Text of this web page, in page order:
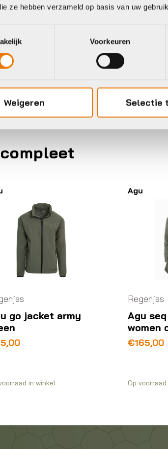
ze hebben verzameld op basis van uw
Voorkeuren
Weigeren Selectie
Agu seq rain jacket
Op voorraad in winkel